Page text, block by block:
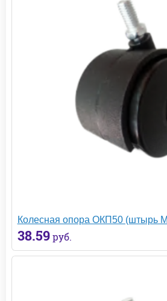
Колесная опора ОКП50 (штырь
38.59 руб.